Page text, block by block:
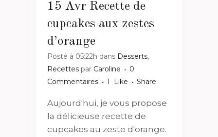
15 Avr Recette de
cupcakes aux zestes
d’orange
Posté à 05:22h dans Desserts,
Recettes par Caroline
0
Commentaires
1 Like Share
Aujourd'hui, je vous propose
la délicieuse recette de
cupcakes au zeste d'orange.